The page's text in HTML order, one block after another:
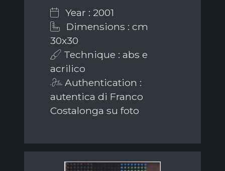
Year : 2001
Dimensions : cm
30x30
Technique : abs e
acrilico
Authentication :
autentica di Franco
Costalonga su foto